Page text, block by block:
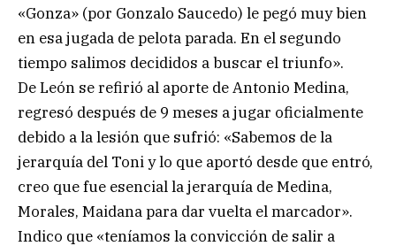
«Gonza» (por Gonzalo Saucedo) le pegó muy bien
en esa jugada de pelota parada. En el segundo
tiempo salimos decididos a buscar el triunfo».
De León se refirió al aporte de Antonio Medina,
regresó después de 9 meses a jugar oficialmente
debido a la lesión que sufrió: «Sabemos de la
jerarquía del Toni y lo que aportó desde que entró,
creo que fue esencial la jerarquía de Medina,
Morales, Maidana para dar vuelta el marcador».
Indico que «teníamos la convicción de salir a